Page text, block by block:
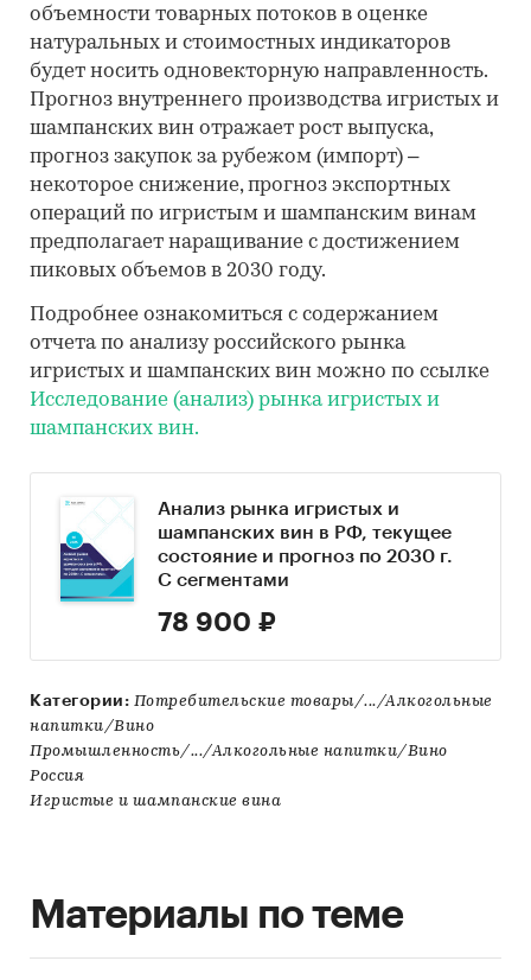
объемности товарных потоков в оценке
натуральных и стоимостных индикаторов
будет носить одновекторную направленность.
Прогноз внутреннего производства игристых и
шампанских вин отражает рост выпуска,
прогноз закупок за рубежом (импорт) –
некоторое снижение, прогноз экспортных
операций по игристым и шампанским винам
предполагает наращивание с достижением
пиковых объемов в 2030 году.
Подробнее ознакомиться с содержанием
отчета по анализу российского рынка
игристых и шампанских вин можно по ссылке
Исследование (анализ) рынка игристых и
шампанских вин.
Анализ рынка игристых и
шампанских вин в РФ, текущее
состояние и прогноз по 2030 г.
С сегментами
78 900 ₽
Категории: Потребительские товары/.../Алкогольные
напитки/Вино
Промышленность/.../Алкогольные напитки/Вино
Россия
Игристые и шампанские вина
Материалы по теме